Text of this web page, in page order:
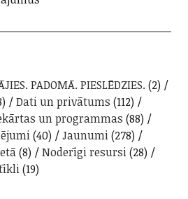
PADOMĀ. PIESLĒDZIES. (2)
Dati un privātums (112)
un programmas (88)
(40) Jaunumi(278)
(8) Noderīgi resursi(28)
(19)